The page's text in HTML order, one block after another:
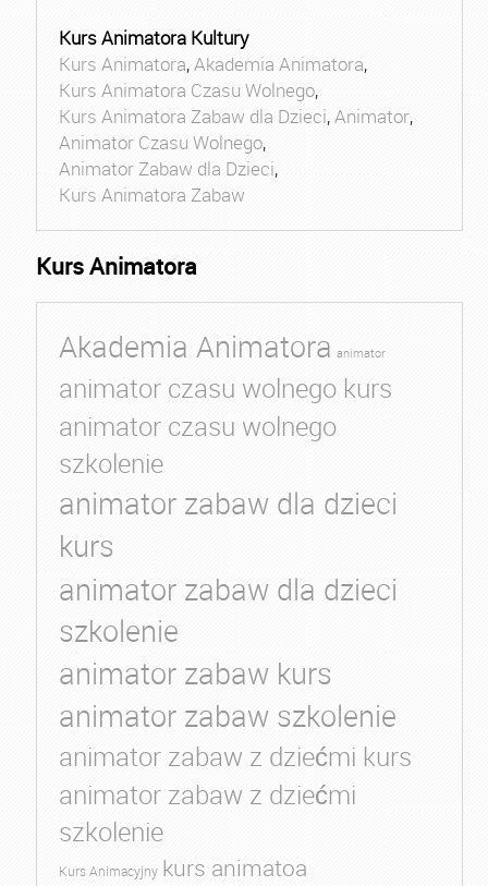
Kurs Animatora Kultury
Kurs Animatora,Akademia Animatora,
Kurs Animatora Czasu Wolnego,
Kurs Animatora Zabaw dla Dzieci,Animator,
Animator Czasu Wolnego,
Animator Zabaw dla Dzieci,
Kurs Animatora Zabaw
Kurs Animatora
Akademia Animatora animator
animator czasu wolnego kurs
animator czasu wolnego
szkolenie
animator zabaw dla dzieci
kurs
animator zabaw dla dzieci
szkolenie
animator zabaw kurs
animator zabaw szkolenie
animator zabaw z dziećmi kurs
animator zabaw z dziećmi
szkolenie
Kurs Animacyjny kurs animatoa